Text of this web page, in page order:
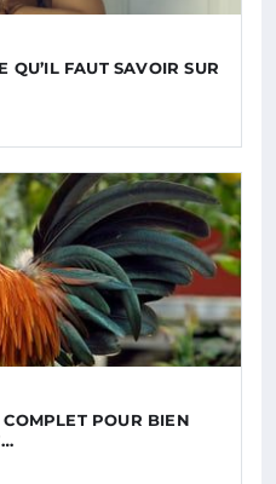
QU’IL FAUT SAVOIR SUR
POUR BIEN